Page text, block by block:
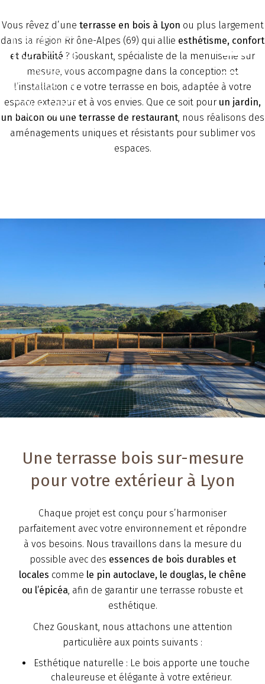
Skip
to
content
Vous rêvez d’une terrasse en bois à Lyon ou plus largement
dans la région Rhône-Alpes (69) qui allie esthétisme, confort
et durabilité ? Gouskant, spécialiste de la menuiserie sur
mesure, vous accompagne dans la conception et
l’installation de votre terrasse en bois, adaptée à votre
espace extérieur et à vos envies. Que ce soit pour un jardin,
un balcon ou une terrasse de restaurant, nous réalisons des
aménagements uniques et résistants pour sublimer vos
espaces.
Une terrasse bois sur-mesure
pour votre extérieur à Lyon
Chaque projet est conçu pour s’harmoniser
parfaitement avec votre environnement et répondre
à vos besoins. Nous travaillons dans la mesure du
possible avec des essences de bois durables et
locales comme le pin autoclave, le douglas, le chêne
ou l’épicéa, afin de garantir une terrasse robuste et
esthétique.
Chez Gouskant, nous attachons une attention
particulière aux points suivants :
Esthétique naturelle : Le bois apporte une touche
chaleureuse et élégante à votre extérieur.